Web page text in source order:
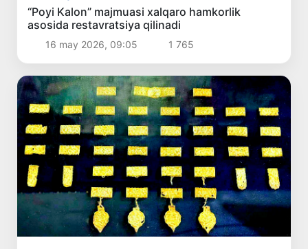
“Poyi Kalon” majmuasi xalqaro hamkorlik
asosida restavratsiya qilinadi
16 may 2026, 09:05 1 765